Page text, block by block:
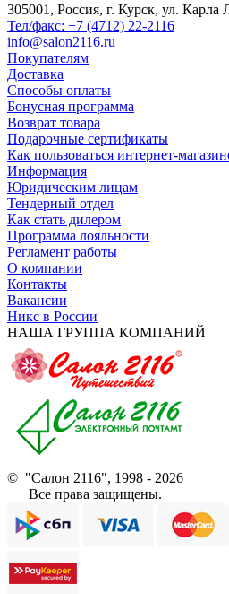
305001, Россия, г. Курск, ул. Карла
Тел/факс: +7 (4712) 22-2116
info@salon2116.ru
Покупателям
Доставка
Способы оплаты
Бонусная программа
Возврат товара
Подарочные сертификаты
Как пользоваться интернет-
Информация
Юридическим лицам
Тендерный отдел
Как стать дилером
Программа лояльности
Регламент работы
О компании
Контакты
Вакансии
Никс в России
НАША ГРУППА КОМПАНИЙ
© "Салон 2116", 1998 - 2026
Все права защищены.